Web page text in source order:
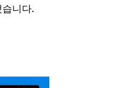
니다.